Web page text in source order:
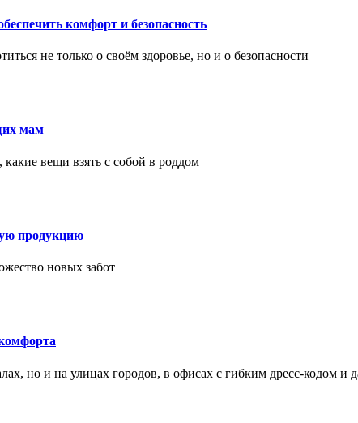
комфорт и безопасность
не только о своём здоровье, но и о безопасности
мам
вещи взять с собой в роддом
продукцию
новых забот
но и на улицах городов, в офисах с гибким дресс-кодом и